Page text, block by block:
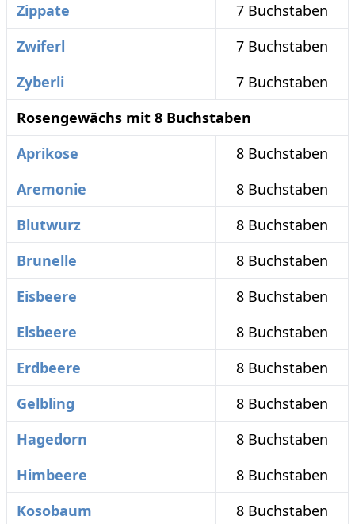
Zippate
7 Buchstaben
Zwiferl
7 Buchstaben
Zyberli
7 Buchstaben
Rosengewächs mit 8 Buchstaben
Aprikose
8 Buchstaben
Aremonie
8 Buchstaben
Blutwurz
8 Buchstaben
Brunelle
8 Buchstaben
Eisbeere
8 Buchstaben
Elsbeere
8 Buchstaben
Erdbeere
8 Buchstaben
Gelbling
8 Buchstaben
Hagedorn
8 Buchstaben
Himbeere
8 Buchstaben
Kosobaum
8 Buchstaben